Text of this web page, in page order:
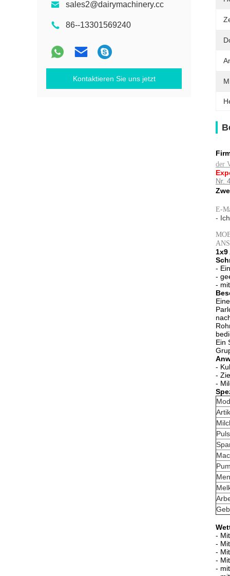
sales2@dairymachinery.cc
86--13301569240
Kontaktieren Sie uns jetzt
der
Nr.
E-
-
-
-
-
Ein
-
-
-
-
-
-
-
-